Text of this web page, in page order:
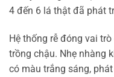
4 đến 6 lá thật đã phát
Hệ thống rễ đóng vai
trồng chậu. Nhẹ nhàng
có màu trắng sáng,